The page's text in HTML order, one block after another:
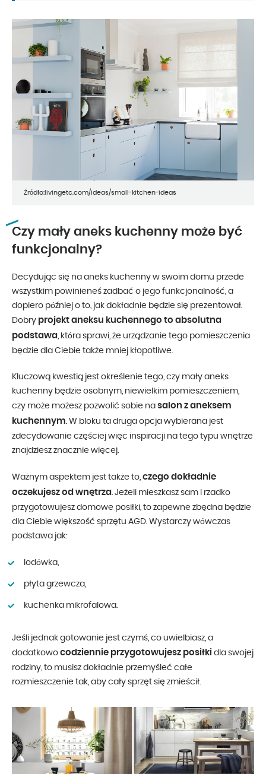
Źródło:livingetc.com/ideas/small-kitchen-ideas
Czy mały aneks kuchenny może być
funkcjonalny?
Decydując się na aneks kuchenny w swoim domu przede
wszystkim powinieneś zadbać o jego funkcjonalność, a
dopiero później o to, jak dokładnie będzie się prezentował.
Dobry projekt aneksu kuchennego to absolutna
podstawa , która sprawi, że urządzanie tego pomieszczenia
będzie dla Ciebie także mniej kłopotliwe.
Kluczową kwestią jest określenie tego, czy mały aneks
kuchenny będzie osobnym, niewielkim pomieszczeniem,
czy może możesz pozwolić sobie na salon z aneksem
kuchennym . W bloku ta druga opcja wybierana jest
zdecydowanie częściej więc inspiracji na tego typu wnętrze
znajdziesz znacznie więcej.
Ważnym aspektem jest także to, czego dokładnie
oczekujesz od wnętrza . Jeżeli mieszkasz sam i rzadko
przygotowujesz domowe posiłki, to zapewne zbędna będzie
dla Ciebie większość sprzętu AGD. Wystarczy wówczas
podstawa jak:
lodówka,
płyta grzewcza,
kuchenka mikrofalowa.
Jeśli jednak gotowanie jest czymś, co uwielbiasz, a
dodatkowo codziennie przygotowujesz posiłki dla swojej
rodziny, to musisz dokładnie przemyśleć całe
rozmieszczenie tak, aby cały sprzęt się zmieścił.